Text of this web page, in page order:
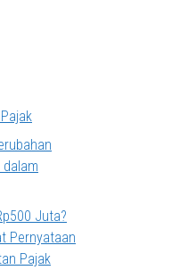
Juta?
Pernyataan
Pajak